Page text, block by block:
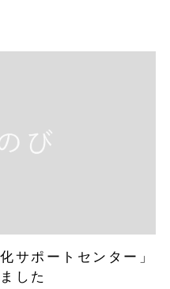
サポートセンター」
した